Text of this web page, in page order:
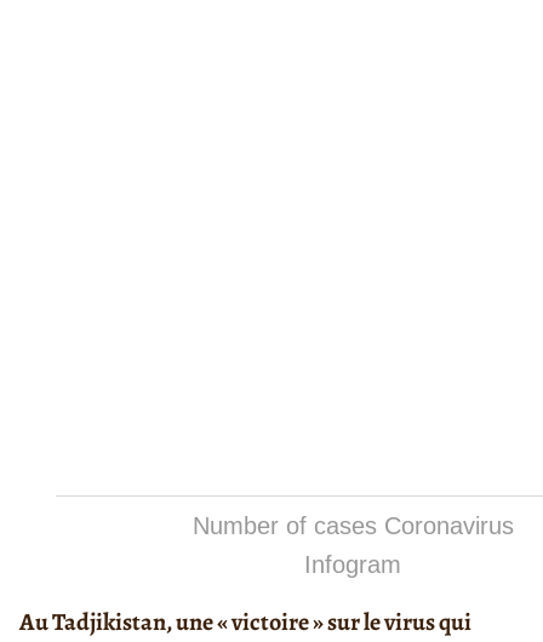
Number of cases Coronavirus
Infogram
Au Tadjikistan, une « victoire » sur le virus qui